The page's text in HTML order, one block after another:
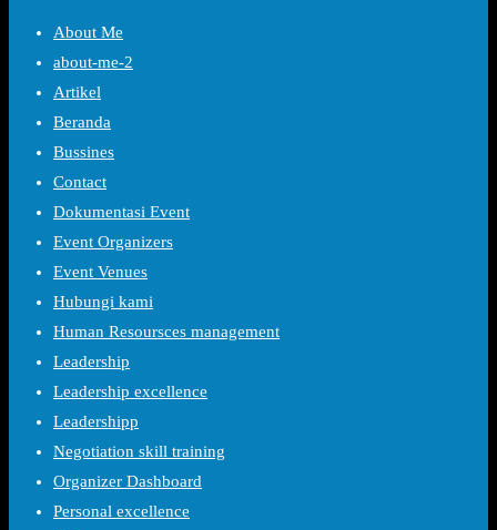
About Me
about-me-2
Artikel
Beranda
Bussines
Contact
Dokumentasi Event
Event Organizers
Event Venues
Hubungi kami
Human Resoursces management
Leadership
Leadership excellence
Leadershipp
Negotiation skill training
Organizer Dashboard
Personal excellence